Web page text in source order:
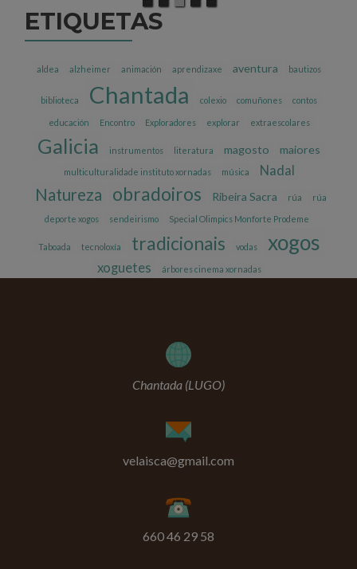
ETIQUETAS
aldea alzheimer animación aprendizaxe aventura bautizos
biblioteca Chantada colexio comuñones contos
educación Encontro Exploradores explorar extraescolares
Galicia instrumentos literatura magosto maiores
multiculturalidade instituto xornadas música Nadal
Natureza obradoiros Ribeira Sacra rúa rúa
deporte xogos sendeirismo Special Olimpics Monforte Prodeme
Taboada tecnoloxía tradicionais vodas xogos
xoguetes árbores cinema xornadas
Chantada (LUGO)
velaisca@gmail.com
660 46 29 58